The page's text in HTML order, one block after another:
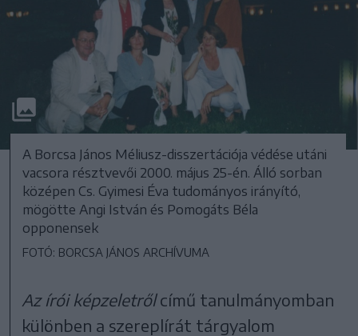
A Borcsa János Méliusz-disszertációja védése utáni
vacsora résztvevői 2000. május 25-én. Álló sorban
középen Cs. Gyimesi Éva tudományos irányító,
mögötte Angi István és Pomogáts Béla
opponensek
FOTÓ: BORCSA JÁNOS ARCHÍVUMA
Az írói képzeletrőlcímű tanulmányomban
különben a szereplírát tárgyalom